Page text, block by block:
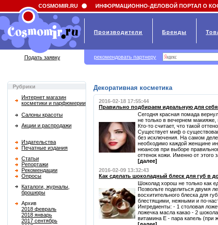
Field 'news_title' doesn't have a default value
Рубрики
Интернет магазин
косметики и парфюмерии
Салоны красоты
Акции и распродажи
Издательства
Печатные издания
Статьи
Репортажи
Рекомендации
Опросы
Каталоги, журналы,
брошюры
Архив
2018 февраль
2018 январь
2017 сентябрь
Декоративная косметика
2016-02-18 17:55:44
Правильно подбираем идеальную для
Сегодня красная помада
не только в вечернем
Кто-то считает, что такой
Существует миф о
без исключения. На самом
необходимо каждой женщине
нюансов при выборе
оттенок кожи. Именно от этого
[далее]
2016-02-09 13:32:43
Как сделать шоколадный блеск для губ в
Шоколад хорош не только как
Позвольте поделиться двумя
восхитительного блеска для
блестящими, нежными и по-
Ингредиенты: - 1 столовая
ложечка масла какао - 2
витамина Е - пара капель (при
COSMOMIR.RU ИНФОРМАЦИОННО-ДЕЛОВОЙ ПОРТАЛ О
Производители Бренды
Подать заявку рекомендовать партнеру